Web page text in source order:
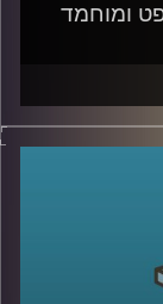
ומוחמד
ביותר